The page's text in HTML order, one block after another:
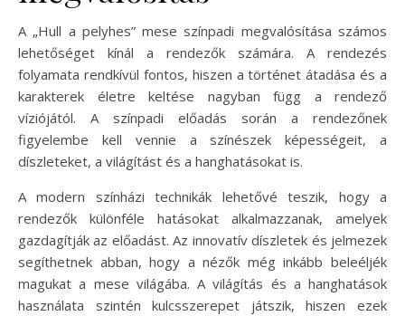
A „Hull a pelyhes” mese színpadi megvalósítása számos
lehetőséget kínál a rendezők számára. A rendezés
folyamata rendkívül fontos, hiszen a történet átadása és a
karakterek életre keltése nagyban függ a rendező
víziójától. A színpadi előadás során a rendezőnek
figyelembe kell vennie a színészek képességeit, a
díszleteket, a világítást és a hanghatásokat is.
A modern színházi technikák lehetővé teszik, hogy a
rendezők különféle hatásokat alkalmazzanak, amelyek
gazdagítják az előadást. Az innovatív díszletek és jelmezek
segíthetnek abban, hogy a nézők még inkább beleéljék
magukat a mese világába. A világítás és a hanghatások
használata szintén kulcsszerepet játszik, hiszen ezek